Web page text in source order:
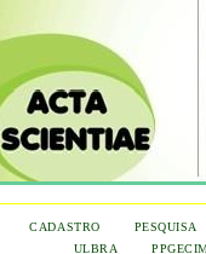
CADASTRO
PESQUISA
ULBRA